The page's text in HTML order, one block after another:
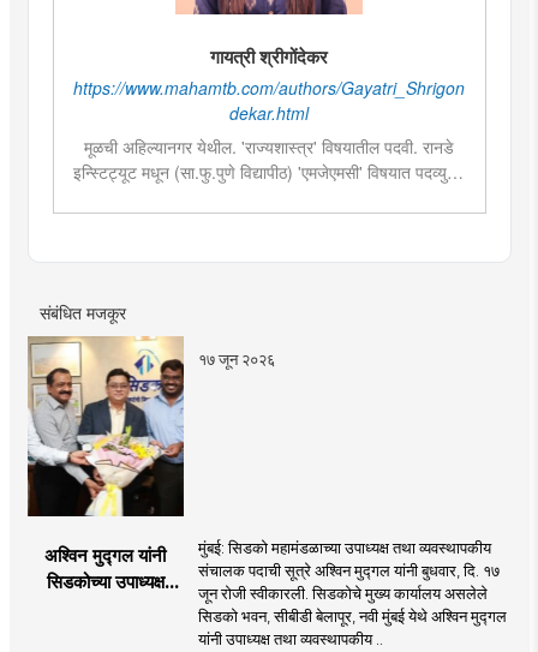
गायत्री श्रीगोंदेकर
https://www.mahamtb.com/authors/Gayatri_Shrigon
dekar.html
मूळची अहिल्यानगर येथील. 'राज्यशास्त्र' विषयातील पदवी. रानडे
इन्स्टिट्यूट मधून (सा.फु.पुणे विद्यापीठ) 'एमजेएमसी' विषयात पदव्युत्तर
संबंधित मजकूर
१७ जून २०२६
अश्विन मुद्गल यांनी
सिडकोच्या उपाध्यक्ष
मुंबई: सिडको महामंडळाच्या उपाध्यक्ष तथा व्यवस्थापकीय
संचालक पदाची सूत्रे अश्विन मुद्गल यांनी बुधवार, दि. १७
जून रोजी स्वीकारली. सिडकोचे मुख्य कार्यालय असलेले
सिडको भवन, सीबीडी बेलापूर, नवी मुंबई येथे अश्विन मुद्गल
यांनी उपाध्यक्ष तथा व्यवस्थापकीय ..